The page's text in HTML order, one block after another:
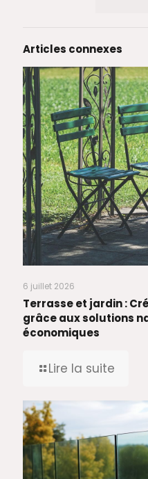
Articles connexes
6 juillet 2026
Terrasse et jardin :
grâce aux solutions
économiques
Lire la suite